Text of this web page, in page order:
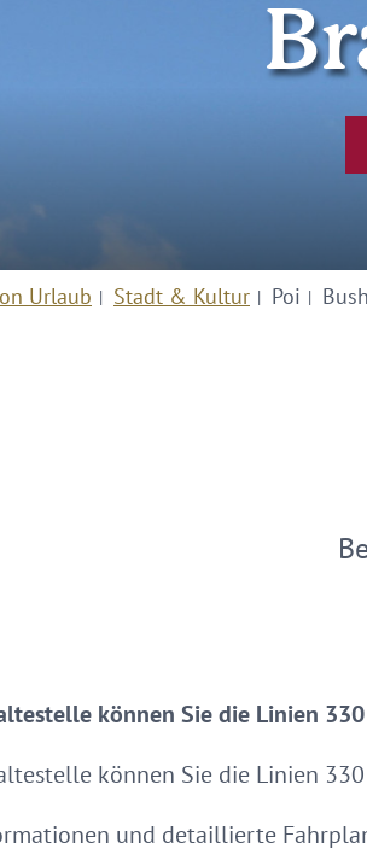
Urlaub Stadt & Kultur Poi
können Sie die Linien
können Sie die Linien
und detaillierte